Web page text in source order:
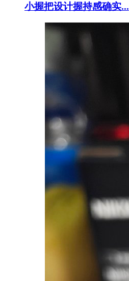
小握把设计握持感确实...